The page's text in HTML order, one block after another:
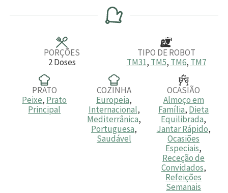
u
n
u
t
u
PORÇÕES
2 Doses
TIPO DE ROBOT
TM31, TM5, TM6, TM7
PRATO
Peixe, Prato
Principal
COZINHA
Europeia,
Internacional,
Mediterrânica,
Portuguesa,
Saudável
OCASIÃO
Almoço em
Família, Dieta
Equilibrada,
Jantar Rápido,
Ocasiões
Especiais,
Receção de
Convidados,
Refeições
Semanais